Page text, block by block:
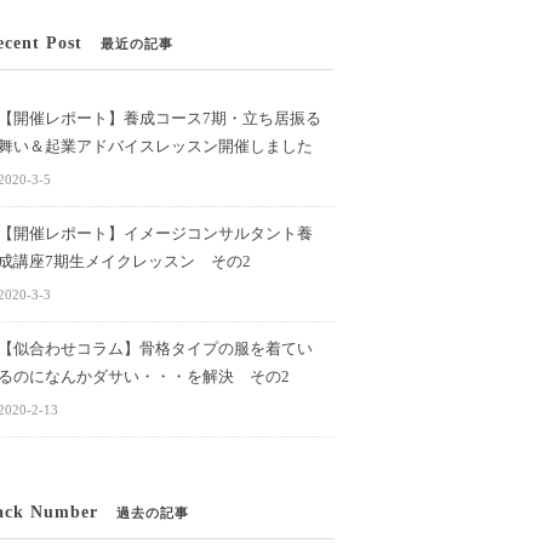
Post 最近の記事
開催レポート】養成コース7期・立ち居振る
い＆起業アドバイスレッスン開催しました
3-5
開催レポート】イメージコンサルタント養
講座7期生メイクレッスン その2
3-3
似合わせコラム】骨格タイプの服を着てい
のになんかダサい・・・を解決 その2
2-13
Number 過去の記事